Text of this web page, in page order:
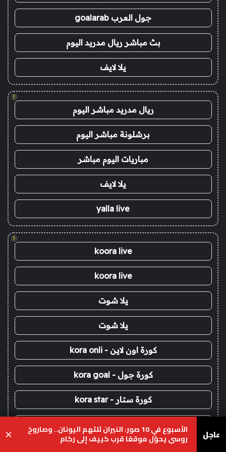
جول العرب goalarab
بث مباشر ريال مدريد اليوم
يلا لايف
!
ريال مدريد مباشر اليوم
برشلونة مباشر اليوم
مباريات اليوم مباشر
يلا لايف
yalla live
!
koora live
koora live
يلا شوت
يلا شوت
كورة اون لاين - kora onli
كورة جول - kora goal
كورة ستار - kora star
سوريا لايف
عاجل الأسبوع في 10 صور: النيران تلتهم اليونان.. وصاروخ
روسي يحوّل موقعًا قرب كييف إلى ركام ×